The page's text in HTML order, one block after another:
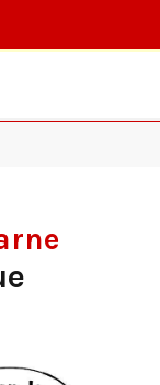
Une situation critique